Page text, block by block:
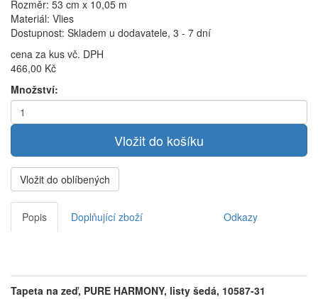
Rozměr: 53 cm x 10,05 m
Materiál: Vlies
Dostupnost: Skladem u dodavatele, 3 - 7 dní
cena za kus vč. DPH
466,00 Kč
Množství:
Vložit do oblíbených
Popis Doplňující zboží Odkazy
Tapeta na zeď, PURE HARMONY, listy šedá, 10587-31